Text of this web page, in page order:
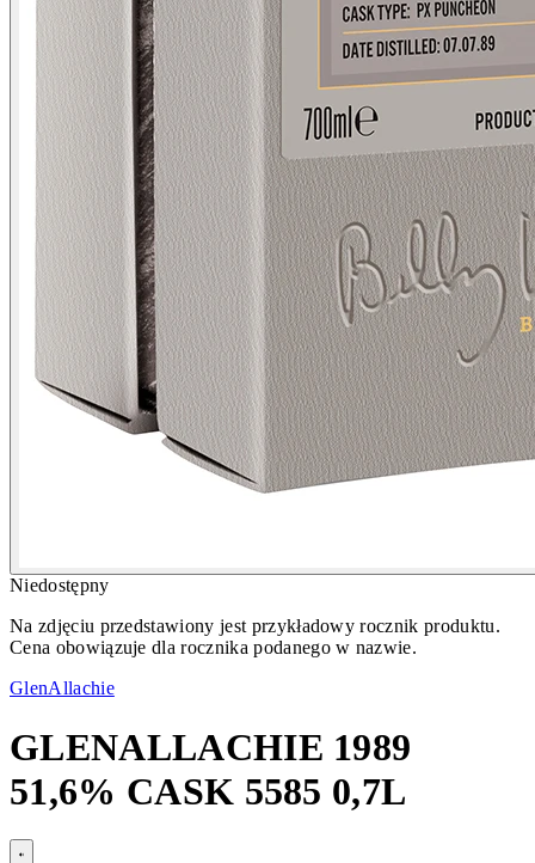
Niedostępny
Na zdjęciu przedstawiony jest przykładowy rocznik produktu.
Cena obowiązuje dla rocznika podanego w nazwie.
GlenAllachie
GLENALLACHIE 1989
51,6% CASK 5585 0,7L